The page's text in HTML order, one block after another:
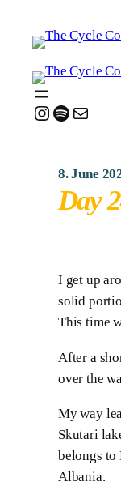
Instagram Spotify Mail
8. June
Day
I get up
solid
This time
After a
over the
My way
Skutari
belongs to
Albania.